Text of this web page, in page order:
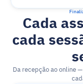
Cada
cada
Da recepção ao online